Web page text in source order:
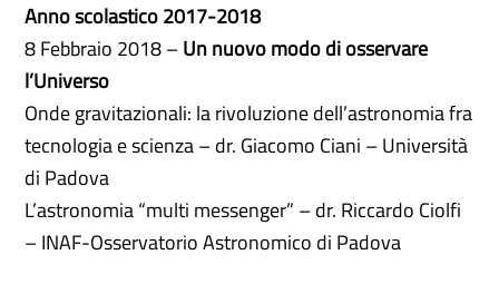
Anno scolastico 2017-2018
8 Febbraio 2018 –Un nuovo modo di osservare
l’Universo
Onde gravitazionali: la rivoluzione dell’astronomia fra
tecnologia e scienza – dr. Giacomo Ciani – Università
di Padova
L’astronomia “multi messenger” – dr. Riccardo Ciolfi
– INAF-Osservatorio Astronomico di Padova